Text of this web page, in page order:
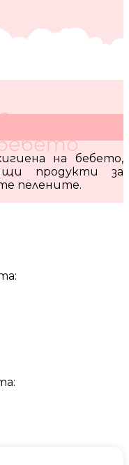
за
на бебето,
продукти за
пелените.